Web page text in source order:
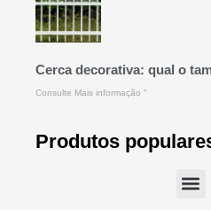
Cerca decorativa: qual o
Consulte Mais informação "
Produtos